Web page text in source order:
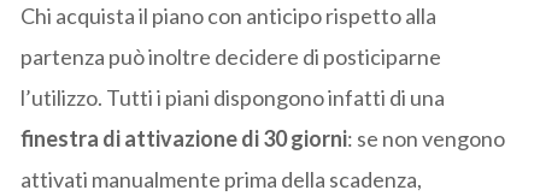
Chi acquista il piano con anticipo rispetto alla
partenza può inoltre decidere di posticiparne
l’utilizzo. Tutti i piani dispongono infatti di una
finestra di attivazione di 30 giorni: se non vengono
attivati manualmente prima della scadenza,